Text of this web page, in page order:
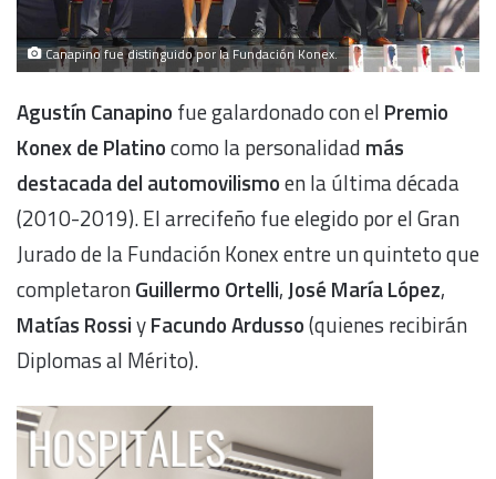
Canapino fue distinguido por la Fundación Konex.
Agustín Canapino fue galardonado con el Premio
Konex de Platinocomo la personalidad más
destacada del automovilismoen la última década
(2010-2019). El arrecifeño fue elegido por el Gran
Jurado de la Fundación Konex entre un quinteto que
completaronGuillermo Ortelli,José María López,
Matías RossiyFacundo Ardusso(quienes recibirán
Diplomas al Mérito).